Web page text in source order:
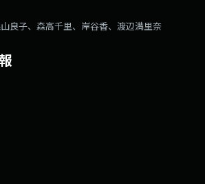
良子、森高千里、岸谷香、渡辺満里奈